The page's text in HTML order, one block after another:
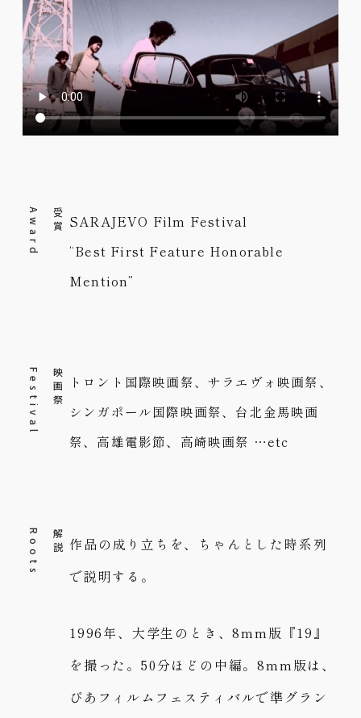
受
賞
A
w
a
r
d
SARAJEVO Film Festival
“Best First Feature Honorable
Mention”
映
画
祭
F
e
s
t
i
v
a
l
トロント国際映画祭、サラエヴォ映画祭、
シンガポール国際映画祭、台北金馬映画
祭、高雄電影節、高崎映画祭 …etc
解
説
R
o
o
t
s
作品の成り立ちを、ちゃんとした時系列
で説明する。
1996年、大学生のとき、8mm版『19』
を撮った。50分ほどの中編。8mm版は、
ぴあフィルムフェスティバルで準グラン